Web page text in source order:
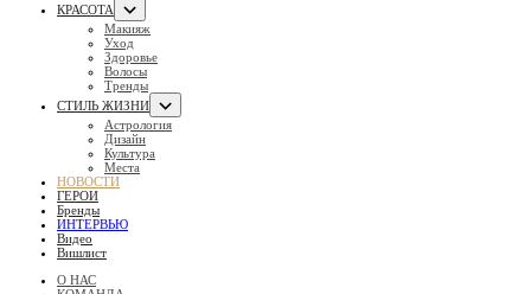
КРАСОТА
Макияж
Уход
Здоровье
Волосы
Тренды
СТИЛЬ ЖИЗНИ
Астрология
Дизайн
Культура
Места
НОВОСТИ
ГЕРОИ
Бренды
ИНТЕРВЬЮ
Видео
Вишлист
О НАС